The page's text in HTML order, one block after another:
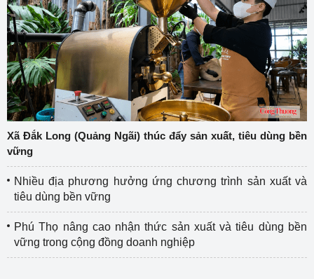
Xã Đắk Long (Quảng Ngãi) thúc đẩy sản xuất, tiêu dùng bền
vững
Nhiều địa phương hưởng ứng chương trình sản xuất và
tiêu dùng bền vững
Phú Thọ nâng cao nhận thức sản xuất và tiêu dùng bền
vững trong cộng đồng doanh nghiệp